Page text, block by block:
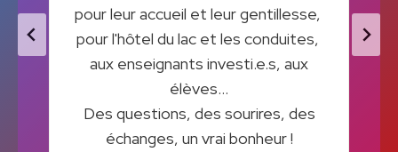
pour leur accueil et leur gentillesse,
pour l'hôtel du lac et les conduites,
aux enseignants investi.e.s, aux
élèves...
Des questions, des sourires, des
échanges, un vrai bonheur !